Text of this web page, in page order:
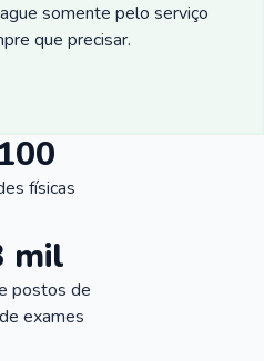
somente pelo serviço
que precisar.
físicas
mil
postos de
exames